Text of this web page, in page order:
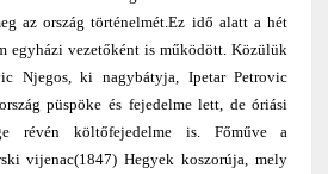
az ország történelmét.Ez idő alatt a hét
egyházi vezetőként is működött. Közülük
Njegos, ki nagybátyja, Ipetar Petrovic
püspöke és fejedelme lett, de óriási
révén költőfejedelme is. Főműve a
vijenac(1847) Hegyek koszorúja, mely